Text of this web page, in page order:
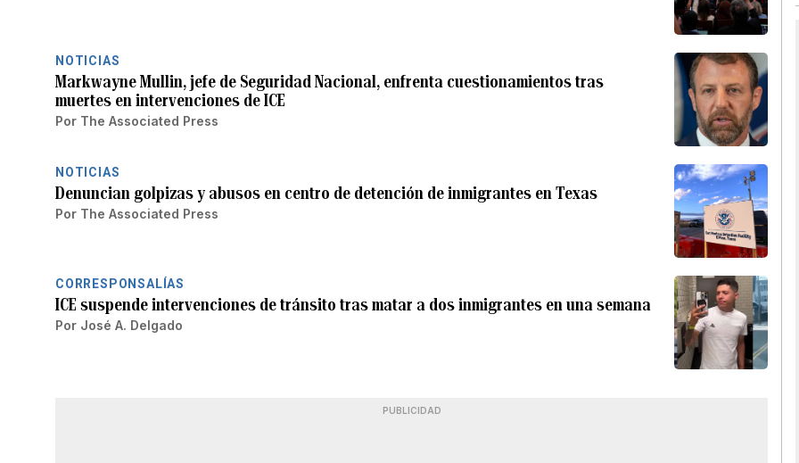
NOTICIAS
Markwayne Mullin, jefe de Seguridad Nacional, enfrenta cuestionamientos tras
muertes en intervenciones de ICE
Por The Associated Press
NOTICIAS
Denuncian golpizas y abusos en centro de detención de inmigrantes en Texas
Por The Associated Press
CORRESPONSALÍAS
ICE suspende intervenciones de tránsito tras matar a dos inmigrantes en una semana
Por José A. Delgado
PUBLICIDAD